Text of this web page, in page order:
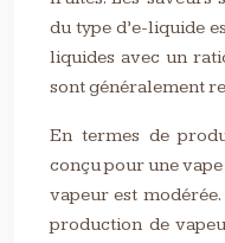
du type d’e-liquide
liquides avec un
sont généralement
En termes de
conçu pour une
vapeur est
production de